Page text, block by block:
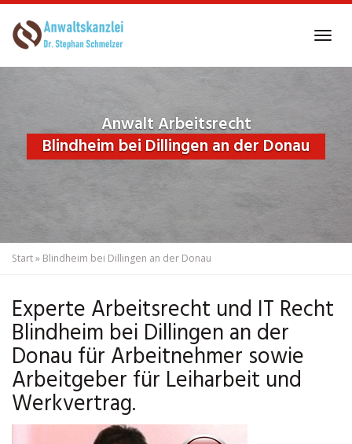
to
Anwalt Arbeitsrecht
Blindheim bei Dillingen an der Donau
Start» Blindheim bei Dillingen an der Donau
Experte Arbeitsrecht und IT Recht
Blindheim bei Dillingen an der
Donau für Arbeitnehmer sowie
Arbeitgeber für Leiharbeit und
Werkvertrag.